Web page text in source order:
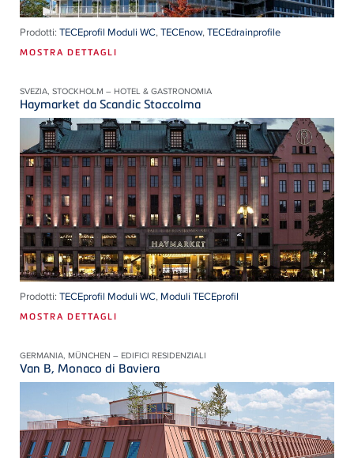
Prodotti: TECEprofil Moduli WC,TECEnow,TECEdrainprofile
MOSTRA DETTAGLI
SVEZIA, STOCKHOLM – HOTEL & GASTRONOMIA
Haymarket da Scandic Stoccolma
Prodotti: TECEprofil Moduli WC, Moduli TECEprofil
MOSTRA DETTAGLI
GERMANIA, MÜNCHEN – EDIFICI RESIDENZIALI
Van B, Monaco di Baviera